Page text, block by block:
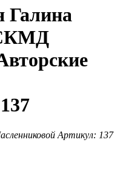
Галина
Артикул: 137